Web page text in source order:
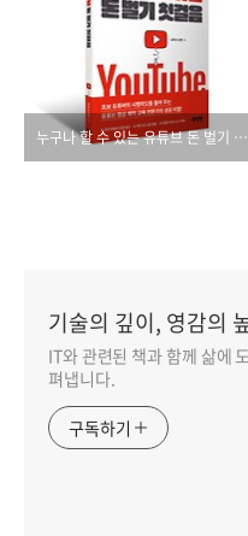
누구나 할 수 있는 유튜브 돈 벌기 첫걸음
기술의 깊이, 영감의
IT와 관련된 책과 함께 삶에
펴냅니다.
구독하기